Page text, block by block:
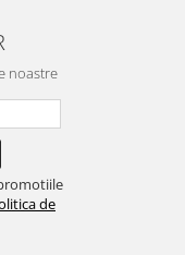
noastre
de